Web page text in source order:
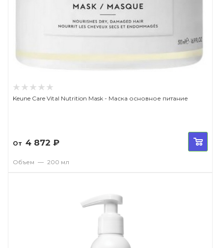
Keune Care Vital Nutrition Mask - Маска основное питание
От 4 872 ₽
Объем — 200 мл